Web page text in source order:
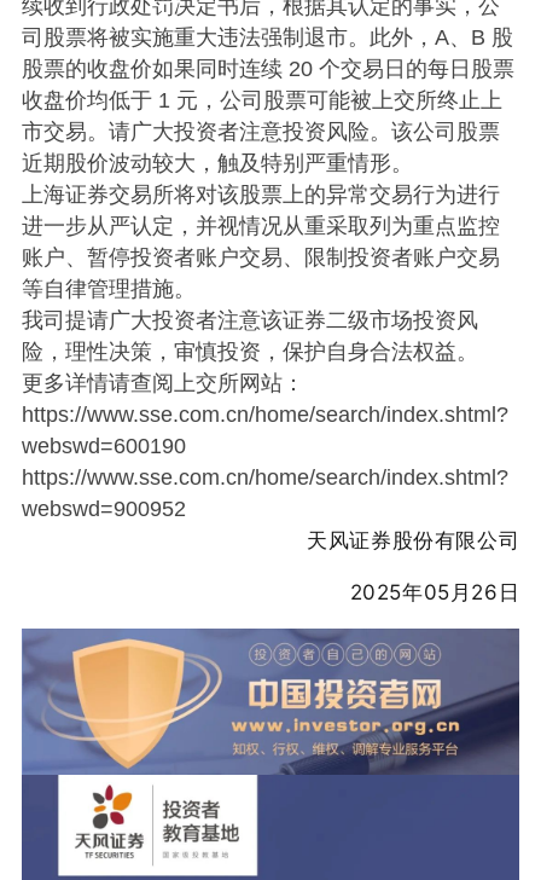
续收到行政处罚决定书后，根据其认定的事实，公
司股票将被实施重大违法强制退市。此外，A、B 股
股票的收盘价如果同时连续 20 个交易日的每日股票
收盘价均低于 1 元，公司股票可能被上交所终止上
市交易。请广大投资者注意投资风险。该公司股票
近期股价波动较大，触及特别严重情形。
上海证券交易所将对该股票上的异常交易行为进行
进一步从严认定，并视情况从重采取列为重点监控
账户、暂停投资者账户交易、限制投资者账户交易
等自律管理措施。
我司提请广大投资者注意该证券二级市场投资风
险，理性决策，审慎投资，保护自身合法权益。
更多详情请查阅上交所网站：
https://www.sse.com.cn/home/search/index.shtml?
webswd=600190
https://www.sse.com.cn/home/search/index.shtml?
webswd=900952
天风证券股份有限公司
2025年05月26日